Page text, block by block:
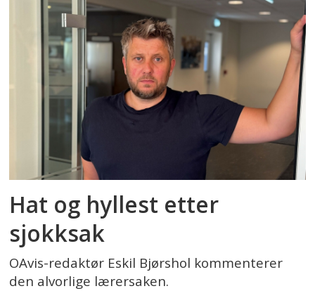
Hat og hyllest etter
sjokksak
OAvis-redaktør Eskil Bjørshol kommenterer
den alvorlige lærersaken.